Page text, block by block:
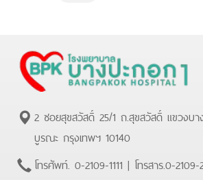
2 ซอยสุขสวัสดิ์ 25/1 ถ.สุขสวัสดิ์ แขวงบา
บูรณะ กรุงเทพฯ 10140
โทรศัพท์. 0-2109-1111 | โทรสาร.0-2109-